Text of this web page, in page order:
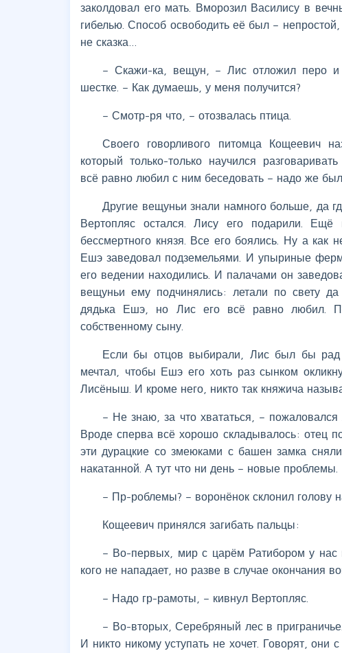
заколдовал его мать. Вморозил Василису в
гибелью. Способ освободить её был –
не сказка…
– Скажи-ка, вещун, – Лис отложил перо и
шестке. – Как думаешь, у меня получится?
– Смотр-ря что, – отозвалась птица.
Своего говорливого питомца Кощеевич
который только-только научился
всё равно любил с ним беседовать – надо же
Другие вещуньи знали намного больше, да
Вертопляс остался. Лису его подарили.
бессмертного князя. Все его боялись. Ну а как
Ешэ заведовал подземельями. И упыриные
его ведении находились. И палачами он
вещуньи ему подчинялись: летали по свету
дядька Ешэ, но Лис его всё равно любил.
собственному сыну.
Если бы отцов выбирали, Лис был бы рад
мечтал, чтобы Ешэ его хоть раз сынком
Лисёныш. И кроме него, никто так княжича
– Не знаю, за что хвататься, –
Вроде сперва всё хорошо складывалось: отец
эти дурацкие со змеюками с башен замка
накатанной. А тут что ни день – новые проблемы.
– Пр-роблемы? – воронёнок склонил голову
Кощеевич принялся загибать пальцы:
– Во-первых, мир с царём Ратибором у нас
кого не нападает, но разве в случае окончания
– Надо гр-рамоты, – кивнул Вертопляс.
– Во-вторых, Серебряный лес в
И никто никому уступать не хочет. Говорят,